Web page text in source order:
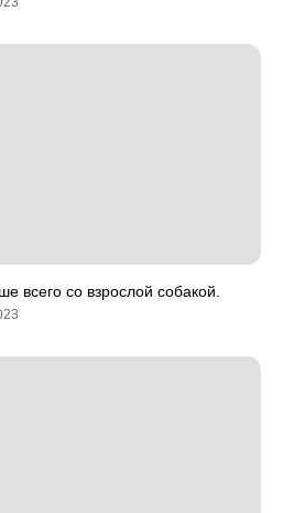
всего со взрослой собакой.